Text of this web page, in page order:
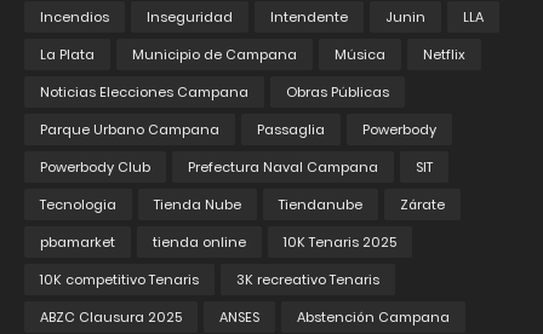
Incendios Inseguridad Intendente Junin
LLA
La Plata
Municipio de Campana Música
Netflix
Noticias Elecciones Campana
Obras Públicas
Parque Urbano Campana
Passaglia
Powerbody
Powerbody Club
Prefectura Naval Campana
SIT
Tecnologia
Tienda Nube Tiendanube
Zárate
pbamarket
tienda online
10K Tenaris 2025
10K competitivo Tenaris
3K recreativo Tenaris
ABZC Clausura 2025
ANSES
Abstención Campana